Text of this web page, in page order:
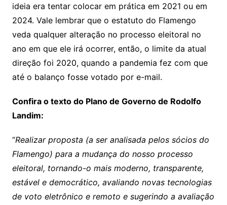
ideia era tentar colocar em prática em 2021 ou em
2024. Vale lembrar que o estatuto do Flamengo
veda qualquer alteração no processo eleitoral no
ano em que ele irá ocorrer, então, o limite da atual
direção foi 2020, quando a pandemia fez com que
até o balanço fosse votado por e-mail.
Confira o texto do Plano de Governo de Rodolfo
Landim:
“Realizar proposta (a ser analisada pelos sócios do
Flamengo) para a mudança do nosso processo
eleitoral, tornando-o mais moderno, transparente,
estável e democrático, avaliando novas tecnologias
de voto eletrônico e remoto e sugerindo a avaliação